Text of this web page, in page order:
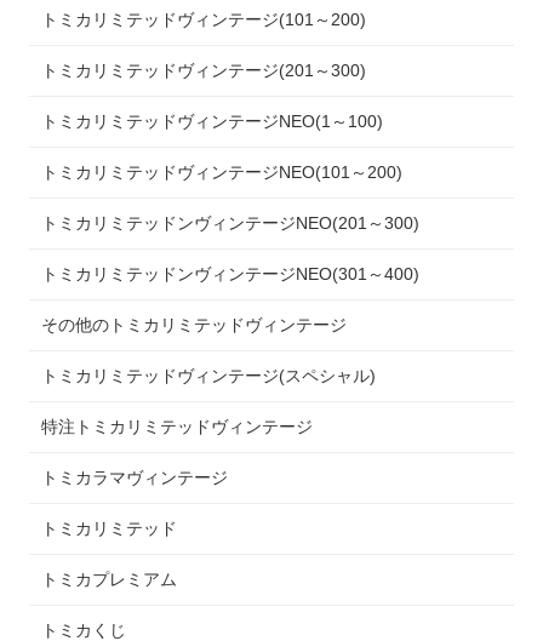
トミカリミテッドヴィンテージ(101～200)
トミカリミテッドヴィンテージ(201～300)
トミカリミテッドヴィンテージNEO(1～100)
トミカリミテッドヴィンテージNEO(101～200)
トミカリミテッドンヴィンテージNEO(201～300)
トミカリミテッドンヴィンテージNEO(301～400)
その他のトミカリミテッドヴィンテージ
トミカリミテッドヴィンテージ(スペシャル)
特注トミカリミテッドヴィンテージ
トミカラマヴィンテージ
トミカリミテッド
トミカプレミアム
トミカくじ